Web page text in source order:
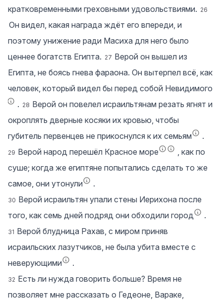
кратковременными греховными удовольствиями. 26
Он видел, какая награда ждёт его впереди, и
поэтому унижение ради Масиха для него было
ценнее богатств Египта. 27 Верой он вышел из
Египта, не боясь гнева фараона. Он вытерпел всё, как
человек, который видел бы перед собой Невидимого
. 28 Верой он повелел исраильтянам резать ягнят и
окроплять дверные косяки их кровью, чтобы
губитель первенцев не прикоснулся к их семьям
.
29 Верой народ перешёл Красное море
, как по
суше; когда же египтяне попытались сделать то же
самое, они утонули
.
30 Верой исраильтян упали стены Иерихона после
того, как семь дней подряд они обходили город
.
31 Верой блудница Рахав, с миром приняв
исраильских лазутчиков, не была убита вместе с
неверующими
.
32 Есть ли нужда говорить больше? Время не
позволяет мне рассказать о Гедеоне, Вараке,